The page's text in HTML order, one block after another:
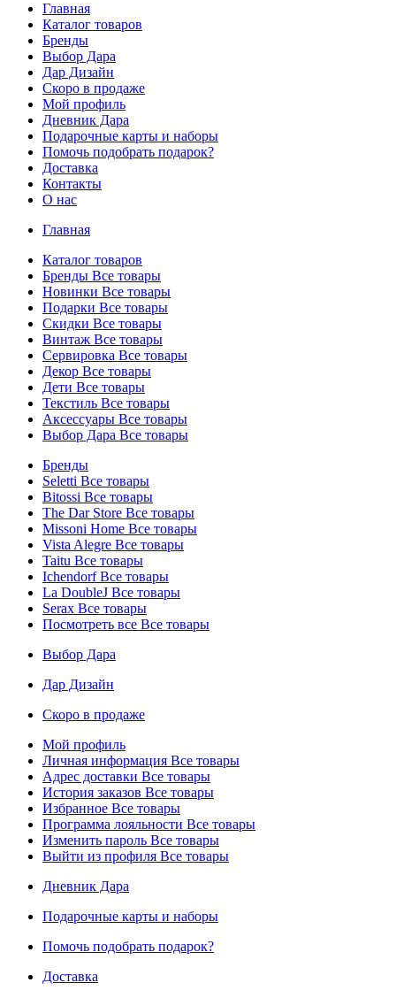
Главная
Каталог товаров
Бренды
Выбор Дара
Дар Дизайн
Скоро в продаже
Мой профиль
Дневник Дара
Подарочные карты и наборы
Помочь подобрать подарок?
Доставка
Контакты
О нас
Главная
Каталог товаров
Бренды Все товары
Новинки Все товары
Подарки Все товары
Скидки Все товары
Винтаж Все товары
Сервировка Все товары
Декор Все товары
Дети Все товары
Текстиль Все товары
Аксессуары Все товары
Выбор Дара Все товары
Бренды
Seletti Все товары
Bitossi Все товары
The Dar Store Все товары
Missoni Home Все товары
Vista Alegre Все товары
Taitu Все товары
IchendorfВсе товары
La DoubleJ Все товары
Serax Все товары
Посмотреть все Все товары
Выбор Дара
Дар Дизайн
Скоро в продаже
Мой профиль
Личная информация Все товары
Адрес доставки Все товары
История заказов Все товары
Избранное Все товары
Программа лояльности Все товары
Изменить пароль Все товары
Выйти из профиля Все товары
Дневник Дара
Подарочные карты и наборы
Помочь подобрать подарок?
Доставка